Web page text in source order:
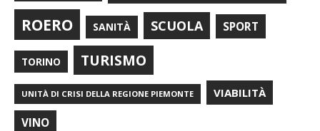
ROERO SANITÀ SCUOLA SPORT
TORINO TURISMO
UNITÀ DI CRISI DELLA REGIONE PIEMONTE VIABILITÀ
VINO